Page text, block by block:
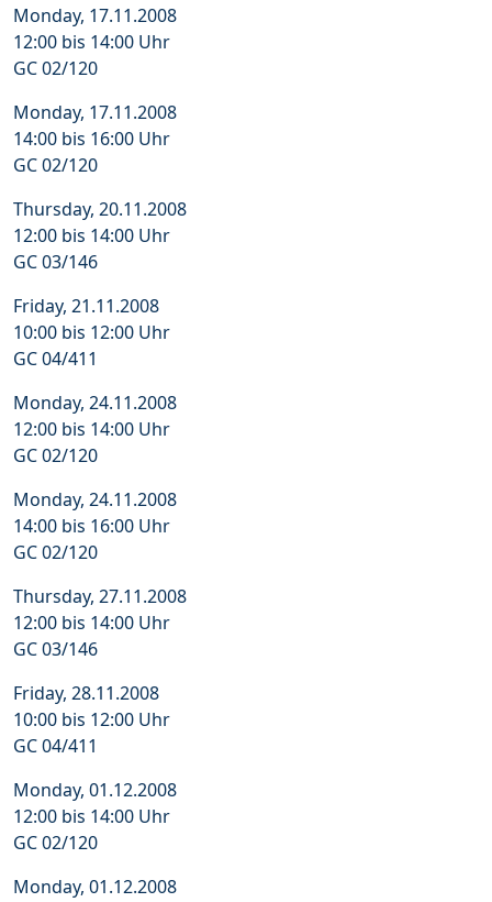
Monday, 17.11.2008
12:00 bis 14:00 Uhr
GC 02/120
Monday, 17.11.2008
14:00 bis 16:00 Uhr
GC 02/120
Thursday, 20.11.2008
12:00 bis 14:00 Uhr
GC 03/146
Friday, 21.11.2008
10:00 bis 12:00 Uhr
GC 04/411
Monday, 24.11.2008
12:00 bis 14:00 Uhr
GC 02/120
Monday, 24.11.2008
14:00 bis 16:00 Uhr
GC 02/120
Thursday, 27.11.2008
12:00 bis 14:00 Uhr
GC 03/146
Friday, 28.11.2008
10:00 bis 12:00 Uhr
GC 04/411
Monday, 01.12.2008
12:00 bis 14:00 Uhr
GC 02/120
Monday, 01.12.2008